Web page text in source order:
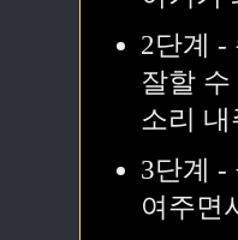
2단계 -
잘할
소리
3단계 -
여주면